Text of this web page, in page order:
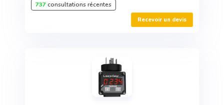
737consultations récentes
Recevoir un devis